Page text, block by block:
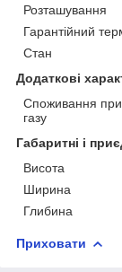
Розташування
Гарантійний
Стан
Додаткові
Споживання
газу
Габаритні і
Висота
Ширина
Глибина
Приховати